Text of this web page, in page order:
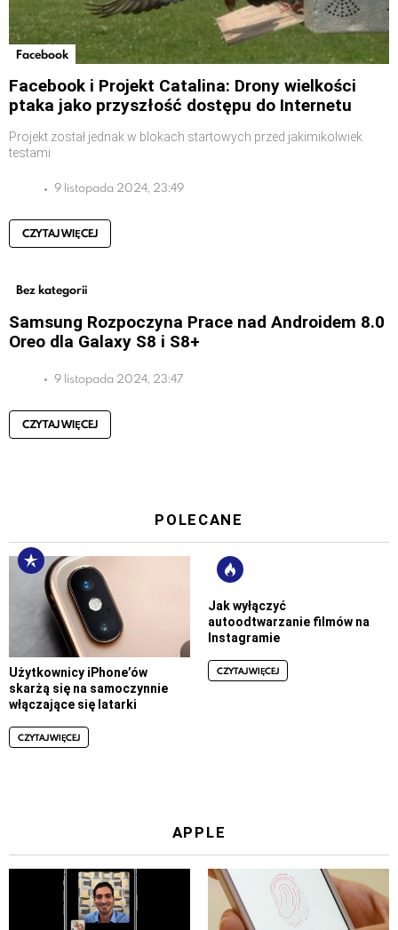
Facebook
Facebook i Projekt Catalina: Drony wielkości
ptaka jako przyszłość dostępu do Internetu
Projekt został jednak w blokach startowych przed jakimikolwiek
testami
9 listopada 2024, 23:49
CZYTAJ WIĘCEJ
Bez kategorii
Samsung Rozpoczyna Prace nad Androidem 8.0
Oreo dla Galaxy S8 i S8+
9 listopada 2024, 23:47
CZYTAJ WIĘCEJ
POLECANE
Użytkownicy iPhone’ów
skarżą się na samoczynnie
włączające się latarki
CZYTAJ WIĘCEJ
Jak wyłączyć
autoodtwarzanie filmów na
Instagramie
CZYTAJ WIĘCEJ
APPLE